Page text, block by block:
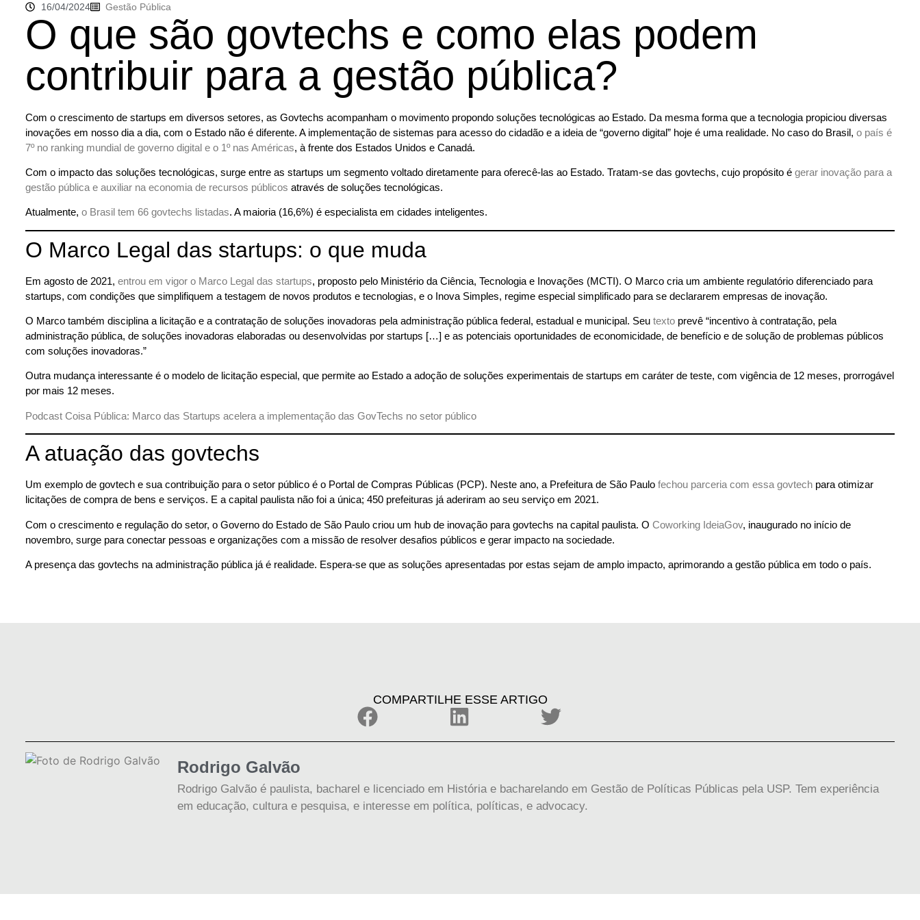
16/04/2024 Gestão Pública
O que são govtechs e como elas podem
contribuir para a gestão pública?
Com o crescimento de startups em diversos setores, as Govtechs acompanham o movimento propondo soluções tecnológicas ao Estado. Da mesma forma que a tecnologia propiciou diversas
inovações em nosso dia a dia, com o Estado não é diferente. A implementação de sistemas para acesso do cidadão e a ideia de “governo digital” hoje é uma realidade. No caso do Brasil, o país é
7º no ranking mundial de governo digital e o 1º nas Américas, à frente dos Estados Unidos e Canadá.
Com o impacto das soluções tecnológicas, surge entre as startups um segmento voltado diretamente para oferecê-las ao Estado. Tratam-se das govtechs, cujo propósito é gerar inovação para a
gestão pública e auxiliar na economia de recursos públicos através de soluções tecnológicas.
Atualmente, o Brasil tem 66 govtechs listadas. A maioria (16,6%) é especialista em cidades inteligentes.
O Marco Legal das startups: o que muda
Em agosto de 2021, entrou em vigor o Marco Legal das startups, proposto pelo Ministério da Ciência, Tecnologia e Inovações (MCTI). O Marco cria um ambiente regulatório diferenciado para
startups, com condições que simplifiquem a testagem de novos produtos e tecnologias, e o Inova Simples, regime especial simplificado para se declararem empresas de inovação.
O Marco também disciplina a licitação e a contratação de soluções inovadoras pela administração pública federal, estadual e municipal. Seu texto prevê “incentivo à contratação, pela
administração pública, de soluções inovadoras elaboradas ou desenvolvidas por startups […] e as potenciais oportunidades de economicidade, de benefício e de solução de problemas públicos
com soluções inovadoras.”
Outra mudança interessante é o modelo de licitação especial, que permite ao Estado a adoção de soluções experimentais de startups em caráter de teste, com vigência de 12 meses, prorrogável
por mais 12 meses.
Podcast Coisa Pública: Marco das Startups acelera a implementação das GovTechs no setor público
A atuação das govtechs
Um exemplo de govtech e sua contribuição para o setor público é o Portal de Compras Públicas (PCP). Neste ano, a Prefeitura de São Paulo fechou parceria com essa govtech para otimizar
licitações de compra de bens e serviços. E a capital paulista não foi a única; 450 prefeituras já aderiram ao seu serviço em 2021.
Com o crescimento e regulação do setor, o Governo do Estado de São Paulo criou um hub de inovação para govtechs na capital paulista. O Coworking IdeiaGov, inaugurado no início de
novembro, surge para conectar pessoas e organizações com a missão de resolver desafios públicos e gerar impacto na sociedade.
A presença das govtechs na administração pública já é realidade. Espera-se que as soluções apresentadas por estas sejam de amplo impacto, aprimorando a gestão pública em todo o país.
COMPARTILHE ESSE ARTIGO
Rodrigo Galvão
Rodrigo Galvão é paulista, bacharel e licenciado em História e bacharelando em Gestão de Políticas Públicas pela USP. Tem experiência
em educação, cultura e pesquisa, e interesse em política, políticas, e advocacy.